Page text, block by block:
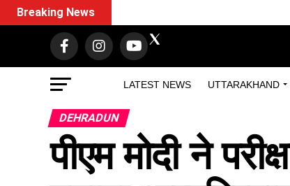
LATEST NEWS UTTARAKHAND
Breaking News
DEHRADUN
पीएम मोदी ने